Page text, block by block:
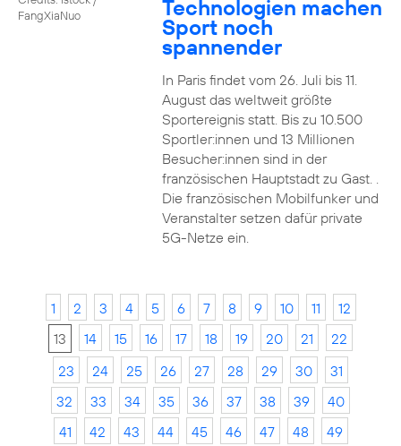
FangXiaNuo
Technologien machen
Sport noch
spannender
In Paris findet vom 26. Juli bis 11.
August das weltweit größte
Sportereignis statt. Bis zu 10.500
Sportler:innen und 13 Millionen
Besucher:innen sind in der
französischen Hauptstadt zu Gast. .
Die französischen Mobilfunker und
Veranstalter setzen dafür private
5G-Netze ein.
1 2 3 4 5 6 7 8 9 10 11
12
13
14 15 16 17 18 19 20 21
22
23
24 25 26 27 28 29 30
31
32
33 34 35 36 37 38 39
40
41
42 43 44 45 46 47 48
49